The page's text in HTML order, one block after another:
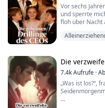
„Wer hat dir
Flecken
Vor sechs
und sperrte
floh über Nacht
Marke meiner
Ethan
Die
7.4kAufrufe ·
„Was ist los?“,